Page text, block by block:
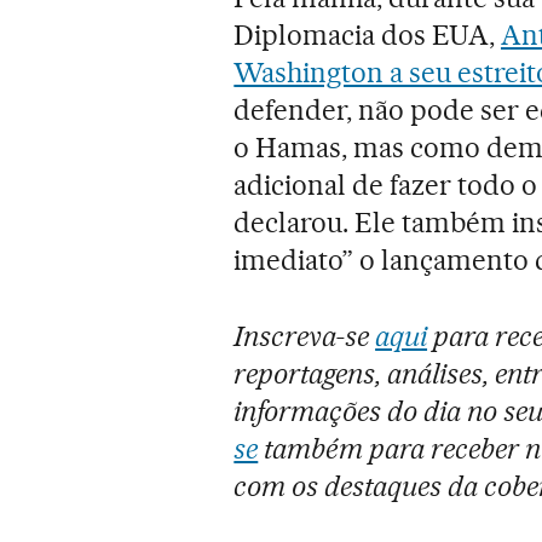
Diplomacia dos EUA,
Washington a seu
defender, não pode ser
o Hamas, mas como
adicional de fazer todo
declarou. Ele também
imediato” o
Inscreva-seaquipara
reportagens, análises,
informações do dia no
setambém para receber
com os destaques da